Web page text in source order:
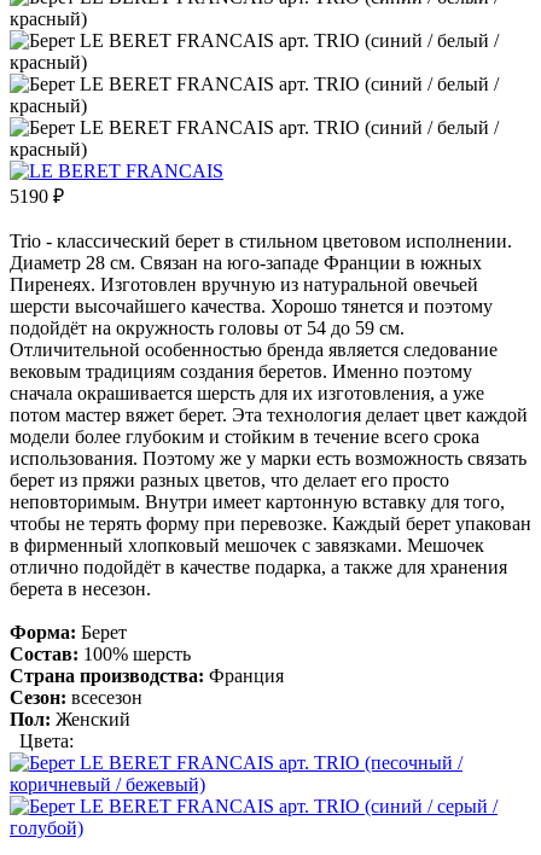
5190 ₽
Trio - классический берет в стильном цветовом исполнении.
Диаметр 28 см. Связан на юго-западе Франции в южных
Пиренеях. Изготовлен вручную из натуральной овечьей
шерсти высочайшего качества. Хорошо тянется и поэтому
подойдёт на окружность головы от 54 до 59 см.
Отличительной особенностью бренда является следование
вековым традициям создания беретов. Именно поэтому
сначала окрашивается шерсть для их изготовления, а уже
потом мастер вяжет берет. Эта технология делает цвет каждой
модели более глубоким и стойким в течение всего срока
использования. Поэтому же у марки есть возможность связать
берет из пряжи разных цветов, что делает его просто
неповторимым. Внутри имеет картонную вставку для того,
чтобы не терять форму при перевозке. Каждый берет упакован
в фирменный хлопковый мешочек с завязками. Мешочек
отлично подойдёт в качестве подарка, а также для хранения
берета в несезон.
Форма: Берет
Состав: 100% шерсть
Страна производства: Франция
Сезон: всесезон
Пол: Женский
Цвета: